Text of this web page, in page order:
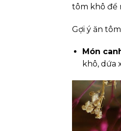
tôm khô để
Gợi ý ăn
Món
khô, dứa